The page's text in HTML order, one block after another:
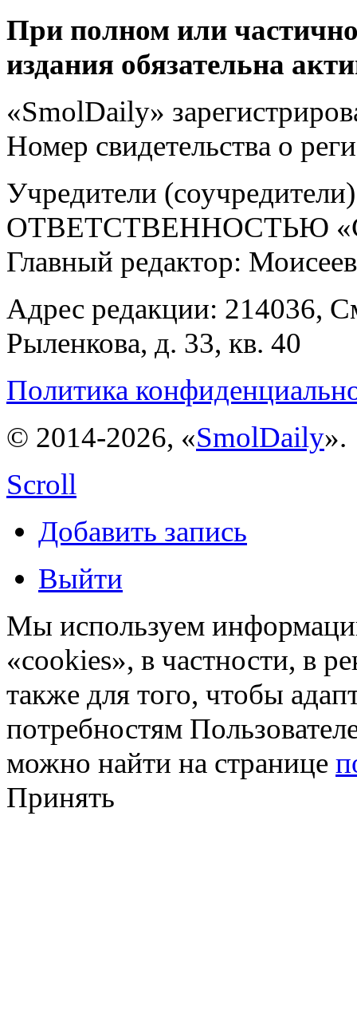
При полном или
издания обязательна
«SmolDaily»
Номер свидетельства о
Учредители
ОТВЕТСТВЕННОСТЬЮ
Главный редактор:
Адрес редакции: 214036,
Рыленкова, д. 33, кв. 40
Политика
© 2014-2026, «SmolDaily».
Scroll
Добавить запись
Выйти
Мы используем
«cookies», в частности, в
также для того, чтобы
потребностям
можно найти на странице
Принять